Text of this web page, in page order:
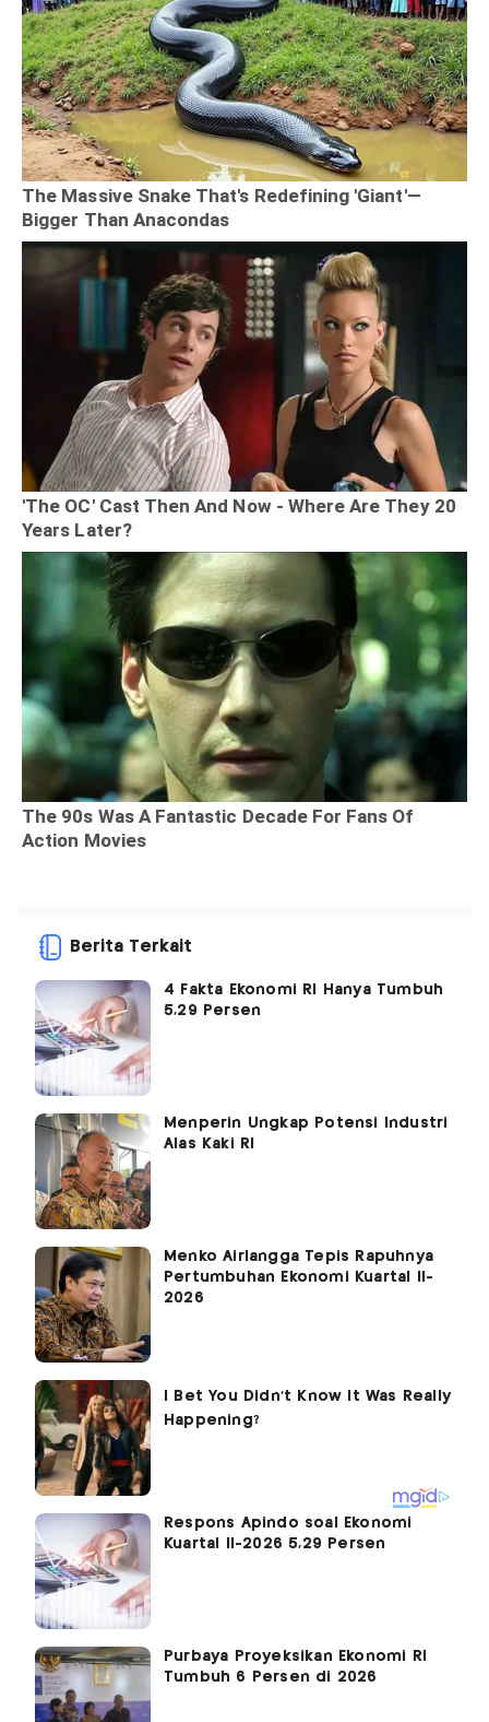
Berita Terkait
4 Fakta Ekonomi RI Hanya Tumbuh
5,29 Persen
Menperin Ungkap Potensi Industri
Alas Kaki RI
Menko Airlangga Tepis Rapuhnya
Pertumbuhan Ekonomi Kuartal II-
2026
Respons Apindo soal Ekonomi
Kuartal II-2026 5,29 Persen
Purbaya Proyeksikan Ekonomi RI
Tumbuh 6 Persen di 2026